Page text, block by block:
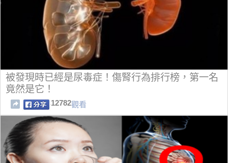
被發現時已經是尿毒症！傷腎行為排行榜，第一名
竟然是它！
12782觀看